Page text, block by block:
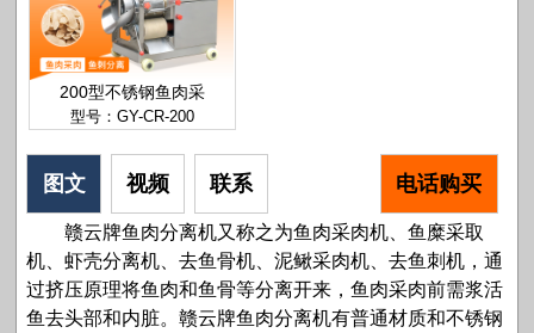
200型不锈钢鱼肉采
型号：GY-CR-200
图文 视频 联系 电话购买
赣云牌鱼肉分离机又称之为鱼肉采肉机、鱼糜采取
机、虾壳分离机、去鱼骨机、泥鳅采肉机、去鱼刺机，通
过挤压原理将鱼肉和鱼骨等分离开来，鱼肉采肉前需浆活
鱼去头部和内脏。赣云牌鱼肉分离机有普通材质和不锈钢